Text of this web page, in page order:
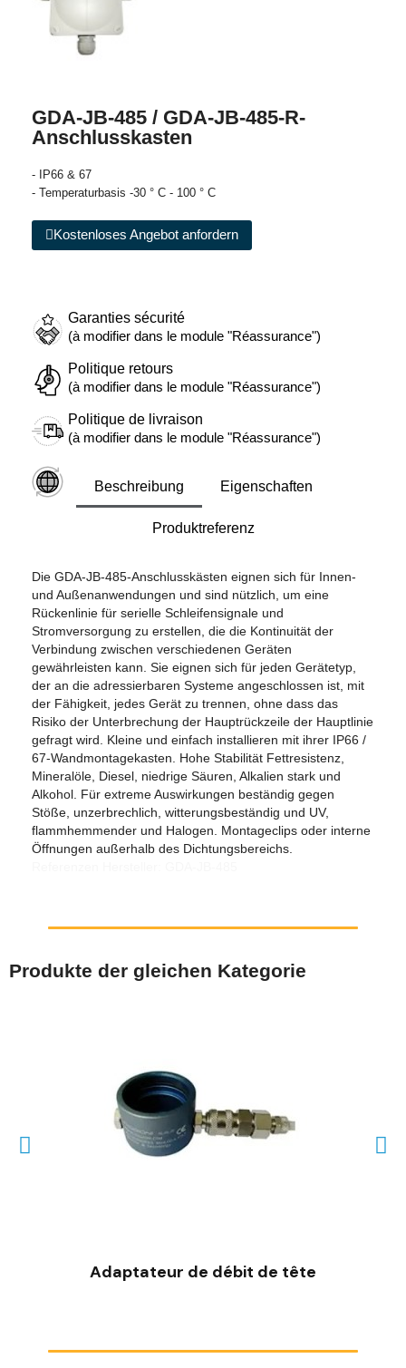
GDA-JB-485 / GDA-JB-485-R-
Anschlusskasten
- IP66 & 67
- Temperaturbasis -30 ° C - 100 ° C
Kostenloses Angebot anfordern
Garanties sécurité
(à modifier dans le module "Réassurance")
Politique retours
(à modifier dans le module "Réassurance")
Politique de livraison
(à modifier dans le module "Réassurance")
Beschreibung Eigenschaften
Produktreferenz
Die GDA-JB-485-Anschlusskästen eignen sich für Innen-
und Außenanwendungen und sind nützlich, um eine
Rückenlinie für serielle Schleifensignale und
Stromversorgung zu erstellen, die die Kontinuität der
Verbindung zwischen verschiedenen Geräten
gewährleisten kann. Sie eignen sich für jeden Gerätetyp,
der an die adressierbaren Systeme angeschlossen ist, mit
der Fähigkeit, jedes Gerät zu trennen, ohne dass das
Risiko der Unterbrechung der Hauptrückzeile der Hauptlinie
gefragt wird. Kleine und einfach installieren mit ihrer IP66 /
67-Wandmontagekasten. Hohe Stabilität Fettresistenz,
Mineralöle, Diesel, niedrige Säuren, Alkalien stark und
Alkohol. Für extreme Auswirkungen beständig gegen
Stöße, unzerbrechlich, witterungsbeständig und UV,
flammhemmender und Halogen. Montageclips oder interne
Öffnungen außerhalb des Dichtungsbereichs.
Produkte der gleichen Kategorie
Adaptateur de débit de tête